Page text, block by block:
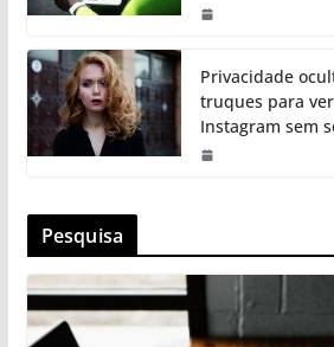
Privacidade
truques para
Instagram sem
Pesquisa